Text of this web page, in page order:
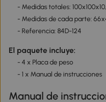
- Medidas totales:
- Medidas de cada parte:
- Referencia: 84D-124
El paquete incluye:
- 4 x Placa de peso
- 1 x Manual de instrucciones
Manual de